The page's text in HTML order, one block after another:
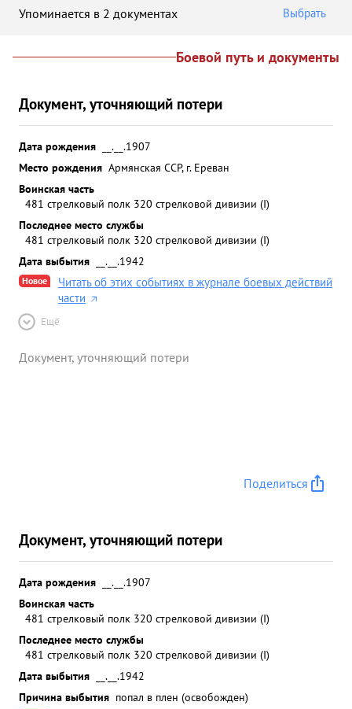
Упоминается в 2 документах Выбрать
Боевой путь и документы
Документ, уточняющий потери
Дата рождения
__.__.1907
Место рождения Армянская ССР, г. Ереван
Воинская часть
481 стрелковый полк 320 стрелковой дивизии (I)
Последнее место службы
481 стрелковый полк 320 стрелковой дивизии (I)
Дата выбытия
__.__.1942
Новое
Читать об этих событиях в журнале боевых действий
части
Ещё
Документ, уточняющий потери
Поделиться
Документ, уточняющий потери
Дата рождения
__.__.1907
Воинская часть
481 стрелковый полк 320 стрелковой дивизии (I)
Последнее место службы
481 стрелковый полк 320 стрелковой дивизии (I)
Дата выбытия
__.__.1942
Причина выбытия попал в плен (освобожден)